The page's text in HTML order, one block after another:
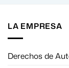
LA EMPRESA
Derechos de